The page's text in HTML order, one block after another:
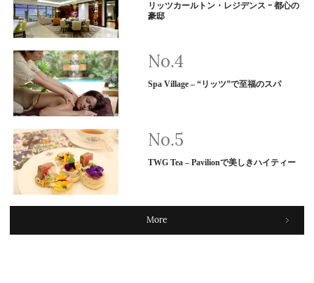
リッツカールトン・レジデンス ｰ 都心の
豪邸
Spa Village – “リッツ”で至福のスパ
TWG Tea – Pavilionで美しきハイティー
More